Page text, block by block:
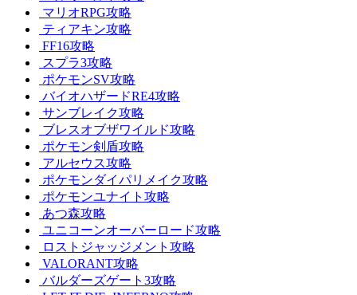
マリオRPG攻略
ティアキン攻略
FF16攻略
スプラ3攻略
ポケモンSV攻略
バイオハザードRE4攻略
サンブレイク攻略
ブレスオブザワイルド攻略
ポケモン剣盾攻略
アルセウス攻略
ポケモンダイパリメイク攻略
ポケモンユナイト攻略
あつ森攻略
ユニコーンオーバーロード攻略
ロストジャッジメント攻略
VALORANT攻略
バルダーズゲート3攻略